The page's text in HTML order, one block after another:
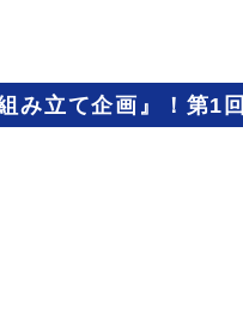
み立て企画』！第1回